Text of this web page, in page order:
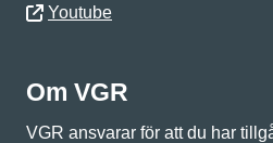
Youtube
Om VGR
VGR ansvarar för att du har